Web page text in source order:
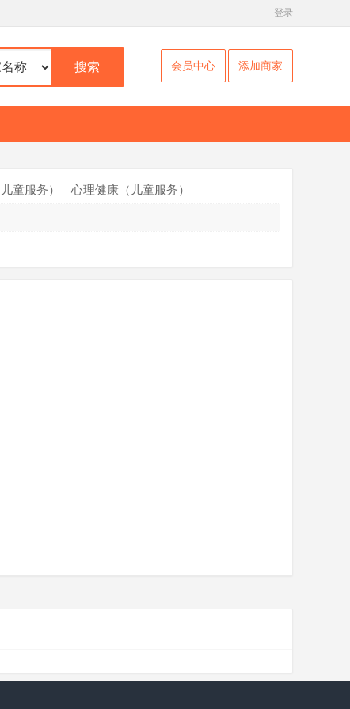
登录
搜索 会员中心 添加商家
童服务） 心理健康（儿童服务）